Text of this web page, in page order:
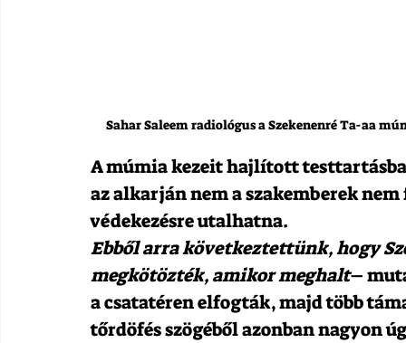
Sahar Saleem radiológus a Szekenenré Ta-aa
A múmia kezeit hajlított
az alkarján nem a szakemberek
védekezésre utalhatna.
Ebből arra következtettünk, hogy
megkötözték, amikor meghalt–
a csatatéren elfogták, majd több
tőrdöfés szögéből azonban nagyon